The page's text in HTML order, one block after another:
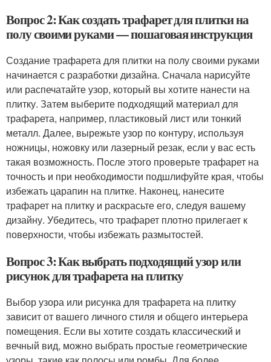
Вопрос 2: Как создать трафарет для плитки на
полу своими руками — пошаговая инструкция
Создание трафарета для плитки на полу своими руками
начинается с разработки дизайна. Сначала нарисуйте
или распечатайте узор, который вы хотите нанести на
плитку. Затем выберите подходящий материал для
трафарета, например, пластиковый лист или тонкий
металл. Далее, вырежьте узор по контуру, используя
ножницы, ножовку или лазерный резак, если у вас есть
такая возможность. После этого проверьте трафарет на
точность и при необходимости подшлифуйте края, чтобы
избежать царапин на плитке. Наконец, нанесите
трафарет на плитку и раскрасьте его, следуя вашему
дизайну. Убедитесь, что трафарет плотно прилегает к
поверхности, чтобы избежать размытостей.
Вопрос 3: Как выбрать подходящий узор или
рисунок для трафарета на плитку
Выбор узора или рисунка для трафарета на плитку
зависит от вашего личного стиля и общего интерьера
помещения. Если вы хотите создать классический и
вечный вид, можно выбрать простые геометрические